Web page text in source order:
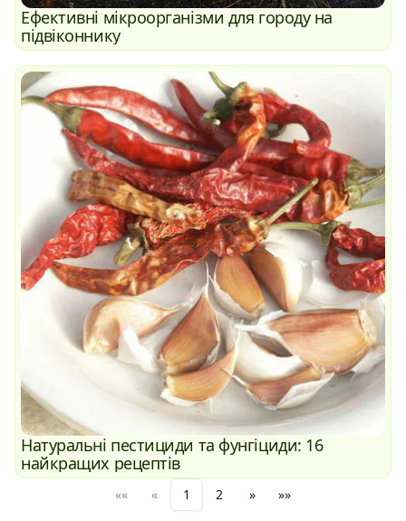
Ефективні мікроорганізми для городу на
підвіконнику
Натуральні пестициди та фунгіциди: 16
найкращих рецептів
«« « 1 2 » »»